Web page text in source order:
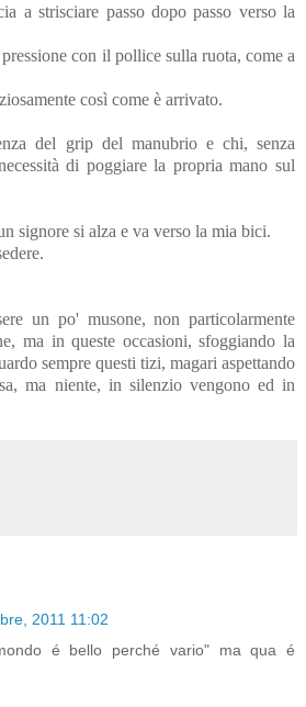
a strisciare passo dopo passo verso la
con il pollice sulla ruota, come a
così come è arrivato.
del grip del manubrio e chi, senza
di poggiare la propria mano sul
signore si alza e va verso la mia bici.
un po' musone, non particolarmente
ma in queste occasioni, sfoggiando la
sempre questi tizi, magari aspettando
ma niente, in silenzio vengono ed in
2011 11:02
é bello perché vario" ma qua é